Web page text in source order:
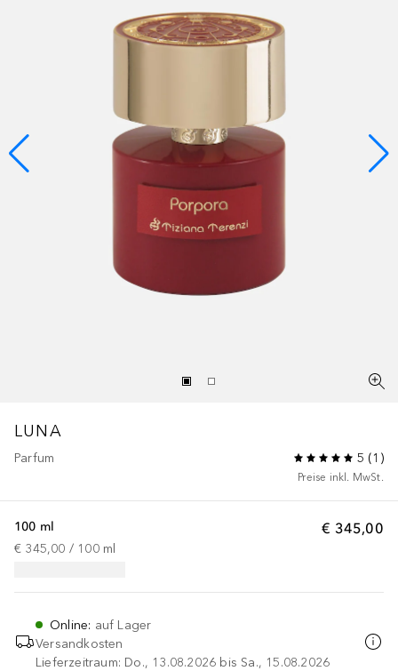
LUNA
Parfum 5 (1 )
Preise inkl. MwSt.
€ 345,00
100 ml
€ 345,00 / 100 ml
Online: auf Lager
Versandkosten
Lieferzeitraum: Do., 13.08.2026 bis Sa., 15.08.2026